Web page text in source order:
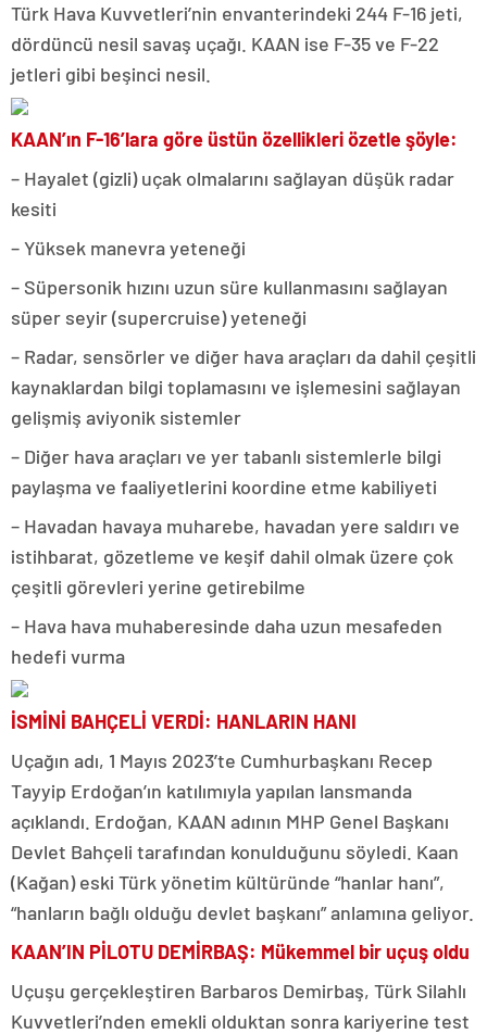
Türk Hava Kuvvetleri’nin envanterindeki 244 F-16 jeti,
dördüncü nesil savaş uçağı. KAAN ise F-35 ve F-22
jetleri gibi beşinci nesil.
KAAN’ın F-16’lara göre üstün özellikleri özetle şöyle:
– Hayalet (gizli) uçak olmalarını sağlayan düşük radar
kesiti
– Yüksek manevra yeteneği
– Süpersonik hızını uzun süre kullanmasını sağlayan
süper seyir (supercruise) yeteneği
– Radar, sensörler ve diğer hava araçları da dahil çeşitli
kaynaklardan bilgi toplamasını ve işlemesini sağlayan
gelişmiş aviyonik sistemler
– Diğer hava araçları ve yer tabanlı sistemlerle bilgi
paylaşma ve faaliyetlerini koordine etme kabiliyeti
– Havadan havaya muharebe, havadan yere saldırı ve
istihbarat, gözetleme ve keşif dahil olmak üzere çok
çeşitli görevleri yerine getirebilme
– Hava hava muhaberesinde daha uzun mesafeden
hedefi vurma
İSMİNİ BAHÇELİ VERDİ: HANLARIN HANI
Uçağın adı, 1 Mayıs 2023’te Cumhurbaşkanı Recep
Tayyip Erdoğan’ın katılımıyla yapılan lansmanda
açıklandı. Erdoğan, KAAN adının MHP Genel Başkanı
Devlet Bahçeli tarafından konulduğunu söyledi. Kaan
(Kağan) eski Türk yönetim kültüründe “hanlar hanı”,
“hanların bağlı olduğu devlet başkanı” anlamına geliyor.
KAAN’IN PİLOTU DEMİRBAŞ: Mükemmel bir uçuş oldu
Uçuşu gerçekleştiren Barbaros Demirbaş, Türk Silahlı
Kuvvetleri’nden emekli olduktan sonra kariyerine test